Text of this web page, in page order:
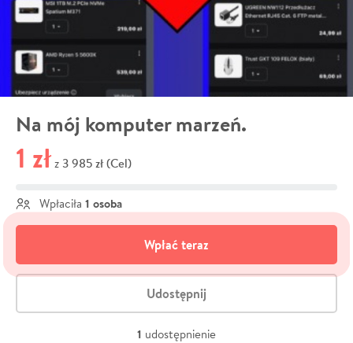
Na mój komputer marzeń.
1 zł z 3 985 zł (Cel)
Wpłaciła 1 osoba
Wpłać teraz
Udostępnij
1 udostępnienie